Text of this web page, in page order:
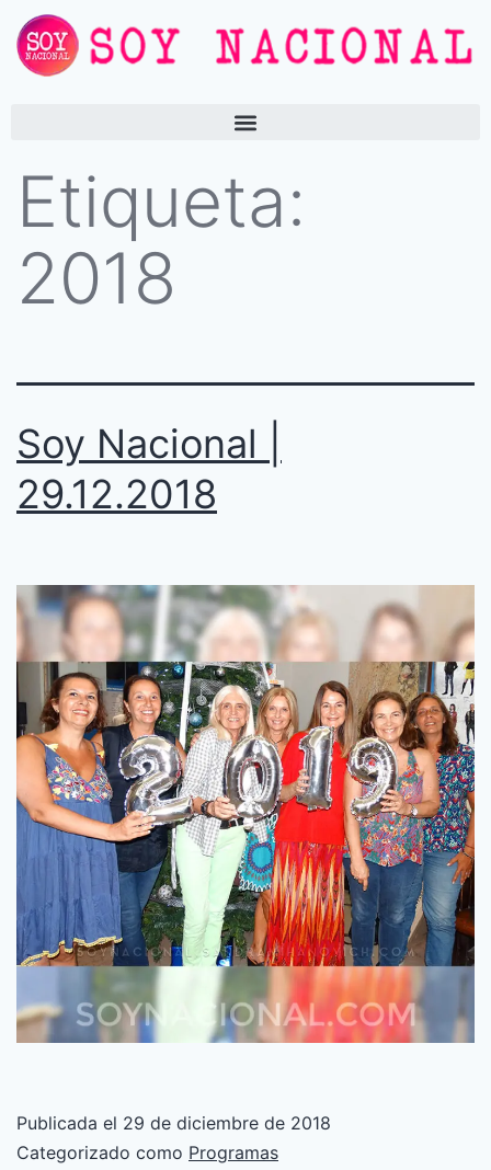
Etiqueta:
2018
Soy Nacional |
29.12.2018
Publicada el 29 de diciembre de 2018
Categorizado como Programas